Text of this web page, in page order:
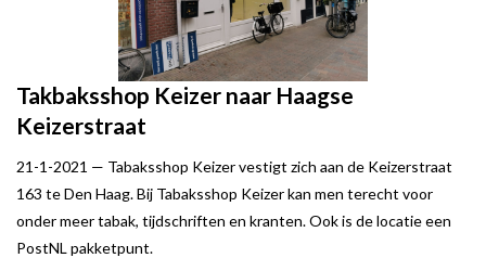
Takbaksshop Keizer naar Haagse
Keizerstraat
21-1-2021 — Tabaksshop Keizer vestigt zich aan de Keizerstraat
163 te Den Haag. Bij Tabaksshop Keizer kan men terecht voor
onder meer tabak, tijdschriften en kranten. Ook is de locatie een
PostNL pakketpunt.